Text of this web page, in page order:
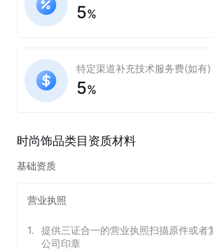
5%
特定渠道补充技术服务费(如有)
5%
时尚饰品类目 资质材料
基础资质
营业执照
1.
提供三证合一的营业执照扫描原件或者
公司印章